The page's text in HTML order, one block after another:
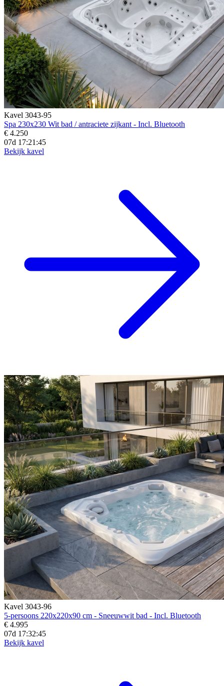
Kavel 3043-95
Spa 230x230 Wit bad / antraciete zijkant - Incl. Bluetooth
€ 4.250
07d 17:21:43
Bekijk kavel
Kavel 3043-96
5-persoons 220x220x90 cm - Sneeuwwit bad - Incl. Bluetooth
€ 4.995
07d 17:32:43
Bekijk kavel